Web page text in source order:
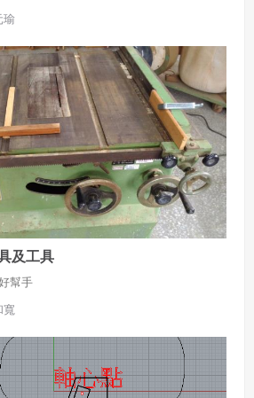
儲存的風力，就成為仿生獸，移動的能
瑜
及工具
幫手
寬